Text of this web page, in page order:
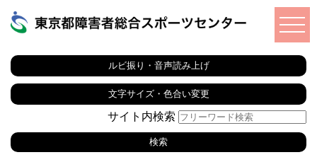
ルビ振り・音声読み上げ
文字サイズ・色合い変更
サイト内検索